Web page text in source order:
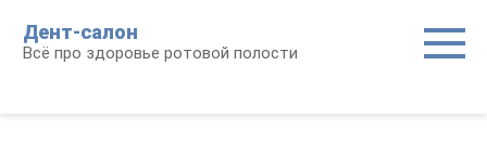
контенту
Дент-салон
Всё про здоровье ротовой полости